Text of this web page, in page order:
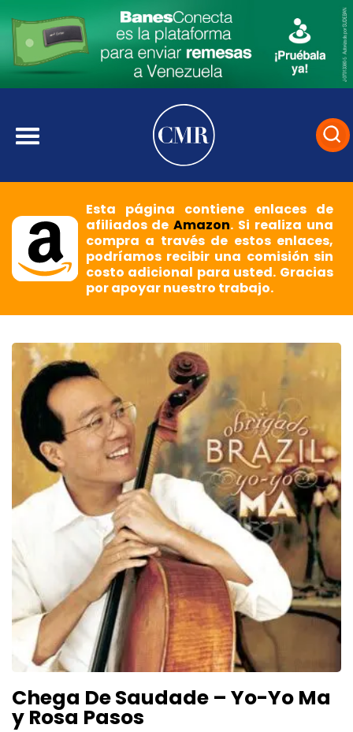
Esta página contiene enlaces de
afiliados deAmazon. Si realiza una
compra a través de estos enlaces,
podríamos recibir una comisión sin
costo adicional para usted. Gracias
por apoyar nuestro trabajo.
Chega De Saudade – Yo-Yo Ma
y Rosa Pasos